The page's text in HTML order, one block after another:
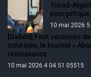
Tchad-
énergétique
10 mai 2026
[Gabon] Foot vacances
cohésion, le tournoi «
renaissance
10 mai 2026 4 04 51 05515